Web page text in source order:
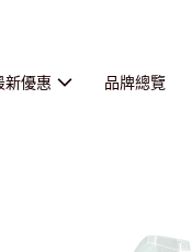
新優惠 品牌總覽